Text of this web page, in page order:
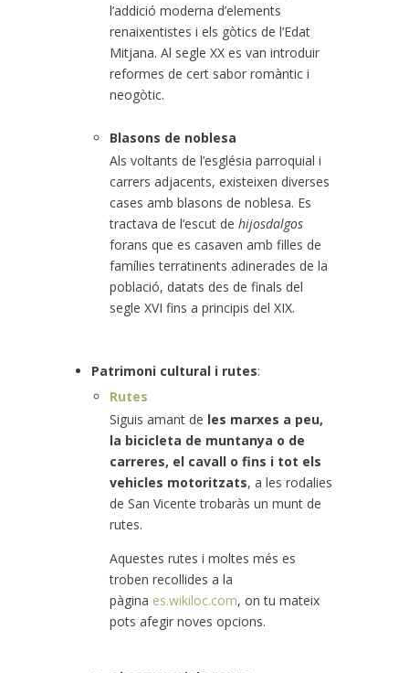
l’addició moderna d’elements
renaixentistes i els gòtics de l’Edat
Mitjana. Al segle XX es van introduir
reformes de cert sabor romàntic i
neogòtic.
Blasons de noblesa
Als voltants de l’església parroquial i
carrers adjacents, existeixen diverses
cases amb blasons de noblesa. Es
tractava de l’escut de hijosdalgos
forans que es casaven amb filles de
famílies terratinents adinerades de la
població, datats des de finals del
segle XVI fins a principis del XIX.
Patrimoni cultural i rutes:
Rutes
Siguis amant de les marxes a peu,
la bicicleta de muntanya o de
carreres, el cavall o fins i tot els
vehicles motoritzats, a les rodalies
de San Vicente trobaràs un munt de
rutes.
Aquestes rutes i moltes més es
troben recollides a la
pàgina es.wikiloc.com, on tu mateix
pots afegir noves opcions.